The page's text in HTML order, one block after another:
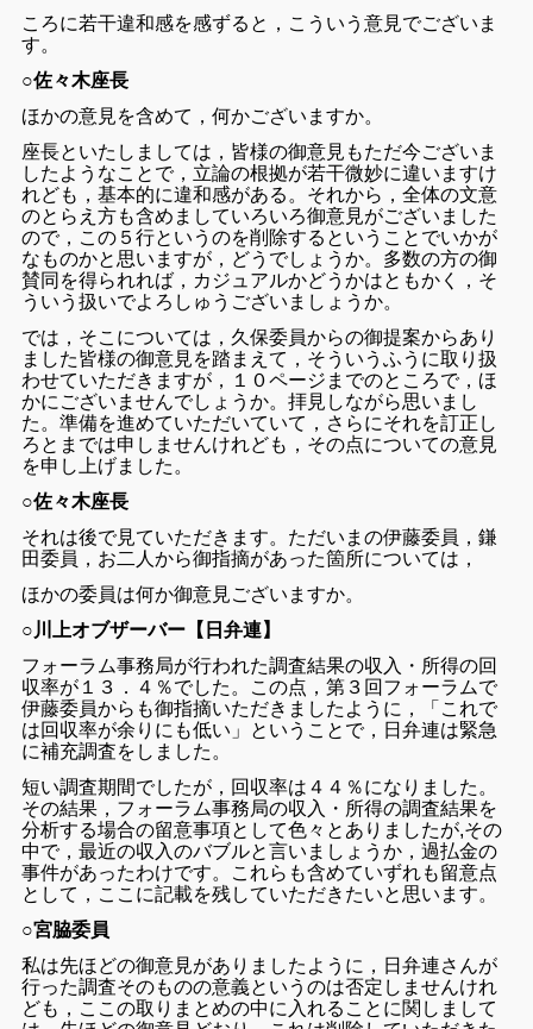
ころに若干違和感を感ずると，こういう意見でございま
す。
○佐々木座長
ほかの意見を含めて，何かございますか。
座長といたしましては，皆様の御意見もただ今ございま
したようなことで，立論の根拠が若干微妙に違いますけ
れども，基本的に違和感がある。それから，全体の文意
のとらえ方も含めましていろいろ御意見がございました
ので，この５行というのを削除するということでいかが
なものかと思いますが，どうでしょうか。多数の方の御
賛同を得られれば，カジュアルかどうかはともかく，そ
ういう扱いでよろしゅうございましょうか。
では，そこについては，久保委員からの御提案からあり
ました皆様の御意見を踏まえて，そういうふうに取り扱
わせていただきますが，１０ページまでのところで，ほ
かにございませんでしょうか。拝見しながら思いまし
た。準備を進めていただいていて，さらにそれを訂正し
ろとまでは申しませんけれども，その点についての意見
を申し上げました。
○佐々木座長
それは後で見ていただきます。 ただいまの伊藤委員，鎌
田委員，お二人から御指摘があった箇所については，
ほかの委員は何か御意見ございますか。
○川上オブザーバー【日弁連】
フォーラム事務局が行われた調査結果の収入・所得の回
収率が１３．４％でした。この点，第３回フォーラムで
伊藤委員からも御指摘いただきましたように，「これで
は回収率が余りにも低い」ということで，日弁連は緊急
に補充調査をしました。
短い調査期間でしたが，回収率は４４％になりました。
その結果，フォーラム事務局の収入・所得の調査結果を
分析する場合の留意事項として色々とありましたが,その
中で，最近の収入のバブルと言いましょうか，過払金の
事件があったわけです。これらも含めていずれも留意点
として，ここに記載を残していただきたいと思います。
○宮脇委員
私は先ほどの御意見がありましたように，日弁連さんが
行った調査そのものの意義というのは否定しませんけれ
ども，ここの取りまとめの中に入れることに関しまして